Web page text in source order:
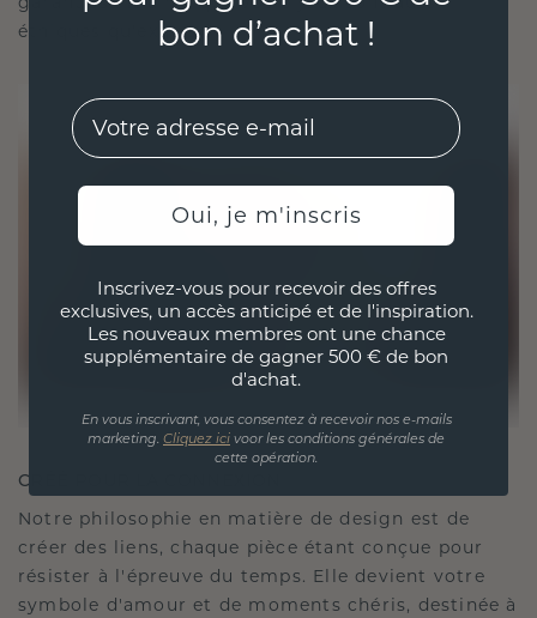
éthiques qu'exquis.
CRÉÉ POUR LA CONNEXION
Notre philosophie en matière de design est de
créer des liens, chaque pièce étant conçue pour
résister à l'épreuve du temps. Elle devient votre
symbole d'amour et de moments chéris, destinée à
bon d’achat !
EMail
Oui, je m'inscris
Inscrivez-vous pour recevoir des offres
exclusives, un accès anticipé et de l'inspiration.
Les nouveaux membres ont une chance
supplémentaire de gagner 500 € de bon
d'achat.
En vous inscrivant, vous consentez à recevoir nos e-mails
marketing. Cliquez ici voor les conditions générales de
cette opération.